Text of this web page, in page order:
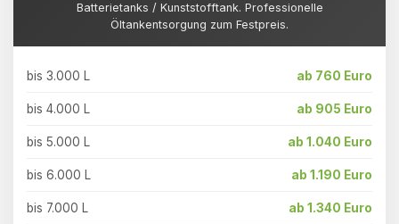
Batterietanks / Kunststofftank. Professionelle
Öltankentsorgung zum Festpreis.
bis 3.000 L ab 760 Euro
bis 4.000 L ab 905 Euro
bis 5.000 L ab 1.040 Euro
bis 6.000 L ab 1.190 Euro
bis 7.000 L ab 1.340 Euro